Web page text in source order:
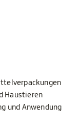
Haustieren
und Anwendung